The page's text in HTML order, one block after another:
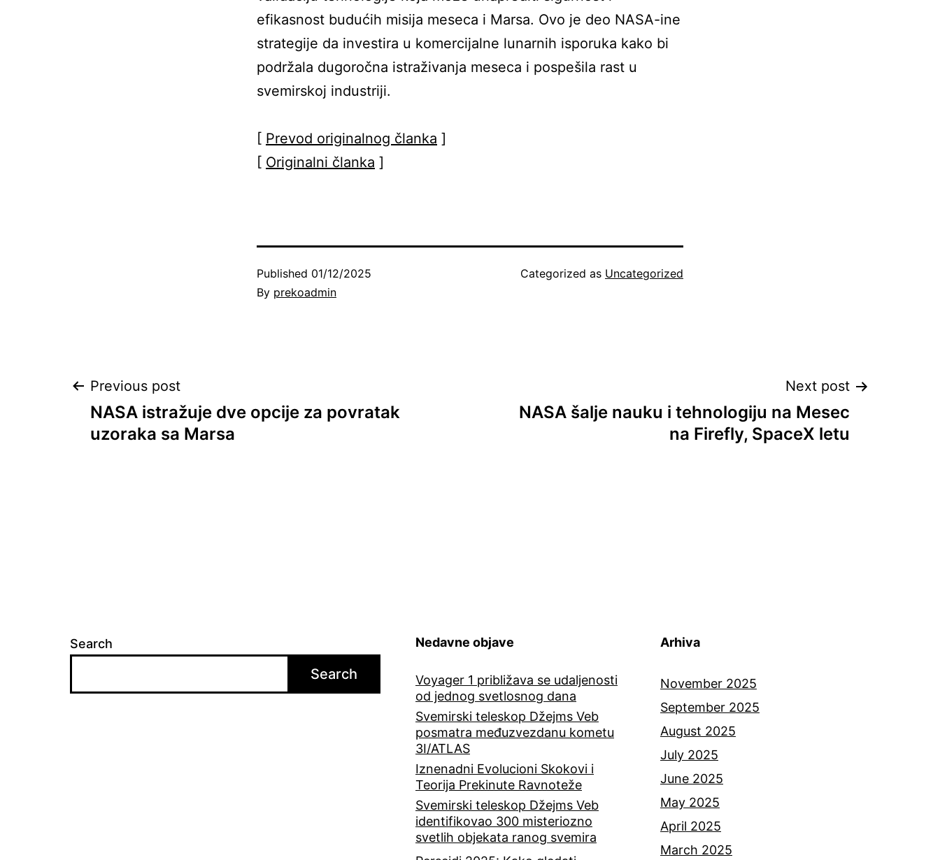
efikasnost budućih misija meseca i Marsa. Ovo je deo NASA-ine
strategije da investira u komercijalne lunarnih isporuka kako bi
podržala dugoročna istraživanja meseca i pospešila rast u
svemirskoj industriji.
[ Prevod originalnog članka ]
[ Originalni članka ]
Published 01/12/2025
By prekoadmin
Categorized as Uncategorized
Post
navigation
Previous post
NASA istražuje dve opcije za povratak
uzoraka sa Marsa
Next post
NASA šalje nauku i tehnologiju na Mesec
na Firefly, SpaceX letu
Search
Search
Nedavne objave
Voyager 1 približava se udaljenosti
od jednog svetlosnog dana
Svemirski teleskop Džejms Veb
posmatra međuzvezdanu kometu
3I/ATLAS
Iznenadni Evolucioni Skokovi i
Teorija Prekinute Ravnoteže
Svemirski teleskop Džejms Veb
identifikovao 300 misteriozno
svetlih objekata ranog svemira
Arhiva
November 2025
September 2025
August 2025
July 2025
June 2025
May 2025
April 2025
March 2025